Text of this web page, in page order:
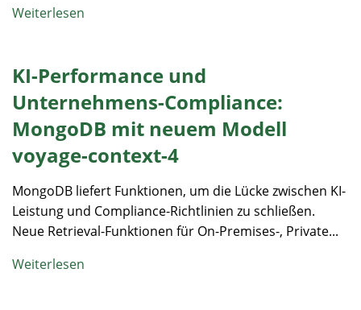
Weiterlesen
KI-Performance und
Unternehmens-Compliance:
MongoDB mit neuem Modell
voyage-context-4
MongoDB liefert Funktionen, um die Lücke zwischen KI-
Leistung und Compliance-Richtlinien zu schließen.
Neue Retrieval-Funktionen für On-Premises-, Private...
Weiterlesen